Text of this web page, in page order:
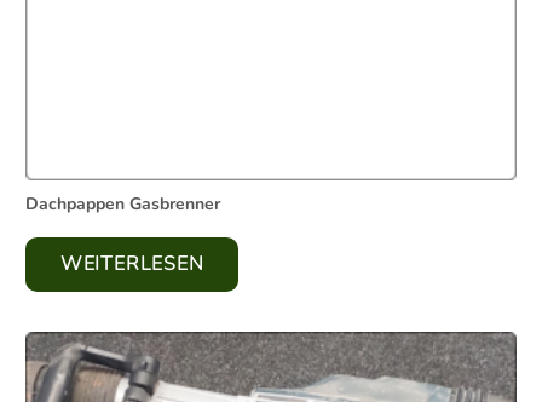
Dachpappen Gasbrenner
WEITERLESEN